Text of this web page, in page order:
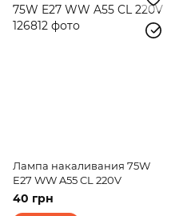
Лампа накаливания 75W
E27 WW A55 CL 220V
40 грн